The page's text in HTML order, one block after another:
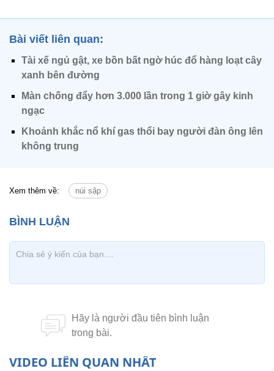
Bài viết liên quan:
Tài xế ngủ gật, xe bồn bất ngờ húc đổ hàng loạt cây
xanh bên đường
Màn chống đẩy hơn 3.000 lần trong 1 giờ gây kinh
ngạc
Khoảnh khắc nổ khí gas thổi bay người đàn ông lên
không trung
Xem thêm về: núi sập
VIDEO LIÊN QUAN NHẤT